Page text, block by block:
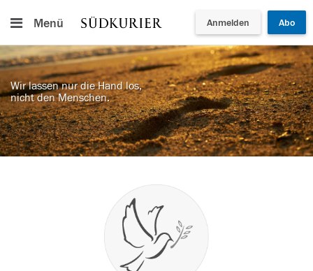
Menü Anmelden Abo
Wir lassen nur die Hand los,
nicht den Menschen.